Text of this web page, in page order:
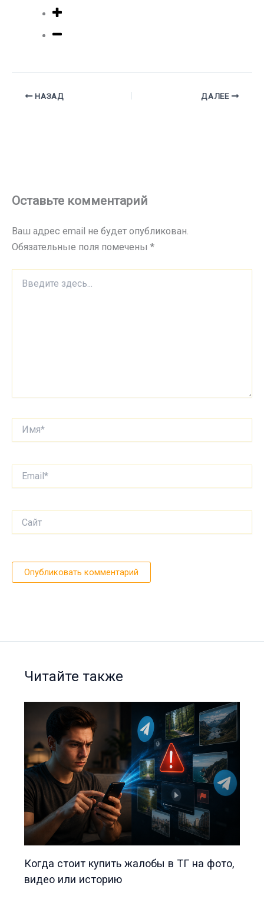
НАЗАД ДАЛЕЕ
Оставьте комментарий
Ваш адрес email не будет опубликован.
Обязательные поля помечены *
здесь...
Читайте также
Когда стоит купить жалобы в ТГ на фото,
видео или историю